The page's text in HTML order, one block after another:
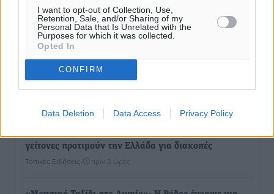
I want to opt-out of Collection, Use,
Retention, Sale, and/or Sharing of my
Personal Data that Is Unrelated with the
Purposes for which it was collected.
Opted In
CONFIRM
Data Deletion Data Access Privacy Policy
βιοασφάλειας
Τοπικές Ειδήσεις• πριν 3 ώρες
Ποιοι φοιτητές μπορούν να λάβουν ενίσχυση για
στέγη έως 2.500 ευρώ
Ειδήσεις• πριν 3 ώρες
«Γιατί οι Τούρκοι συρρέουν στα ελληνικά νησιά»:
γείτονες προτιμούν την Ελλάδα για διακοπές
Τοπικές Ειδήσεις πριν 3 ώρες